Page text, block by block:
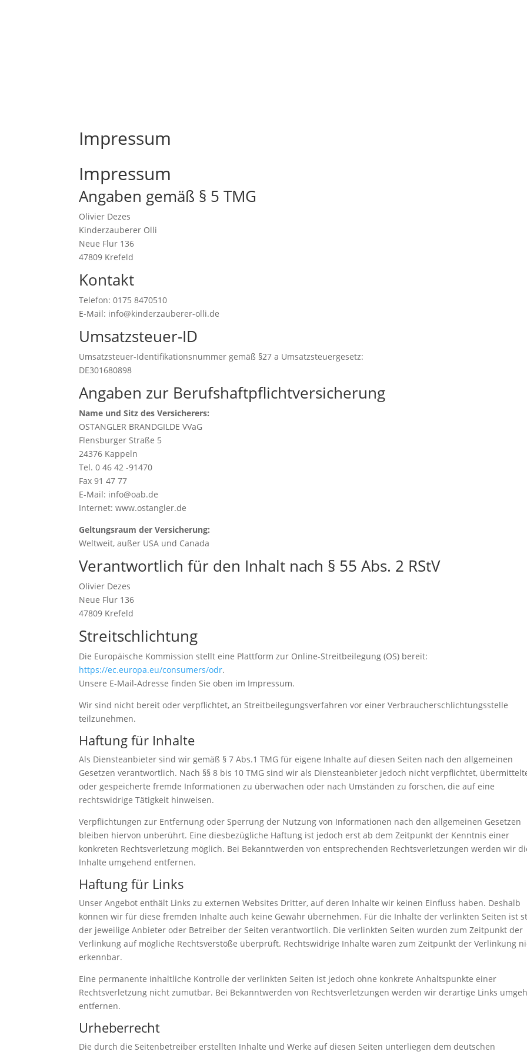
Impressum
Impressum
Angaben gemäß § 5 TMG
Olivier Dezes
Kinderzauberer Olli
Neue Flur 136
47809 Krefeld
Kontakt
Telefon: 0175 8470510
E-Mail: info@kinderzauberer-olli.de
Umsatzsteuer-ID
Umsatzsteuer-Identifikationsnummer gemäß §27 a Umsatzsteuergesetz:
DE301680898
Angaben zur Berufshaftpflichtversicherung
Name und Sitz des Versicherers:
OSTANGLER BRANDGILDE VVaG
Flensburger Straße 5
24376 Kappeln
Tel. 0 46 42 -91470
Fax 91 47 77
E-Mail: info@oab.de
Internet: www.ostangler.de
Geltungsraum der Versicherung:
Weltweit, außer USA und Canada
Verantwortlich für den Inhalt nach § 55 Abs. 2 RStV
Olivier Dezes
Neue Flur 136
47809 Krefeld
Streitschlichtung
Die Europäische Kommission stellt eine Plattform zur Online-Streitbeilegung (OS) bereit:
https://ec.europa.eu/consumers/odr.
Unsere E-Mail-Adresse finden Sie oben im Impressum.
Wir sind nicht bereit oder verpflichtet, an Streitbeilegungsverfahren vor einer Verbraucherschlichtungsstelle
teilzunehmen.
Haftung für Inhalte
Als Diensteanbieter sind wir gemäß § 7 Abs.1 TMG für eigene Inhalte auf diesen Seiten nach den allgemeinen
Gesetzen verantwortlich. Nach §§ 8 bis 10 TMG sind wir als Diensteanbieter jedoch nicht verpflichtet,
oder gespeicherte fremde Informationen zu überwachen oder nach Umständen zu forschen, die auf eine
rechtswidrige Tätigkeit hinweisen.
Verpflichtungen zur Entfernung oder Sperrung der Nutzung von Informationen nach den allgemeinen Gesetzen
bleiben hiervon unberührt. Eine diesbezügliche Haftung ist jedoch erst ab dem Zeitpunkt der Kenntnis einer
konkreten Rechtsverletzung möglich. Bei Bekanntwerden von entsprechenden Rechtsverletzungen werden wir
Inhalte umgehend entfernen.
Haftung für Links
Unser Angebot enthält Links zu externen Websites Dritter, auf deren Inhalte wir keinen Einfluss haben. Deshalb
können wir für diese fremden Inhalte auch keine Gewähr übernehmen. Für die Inhalte der verlinkten Seiten ist
der jeweilige Anbieter oder Betreiber der Seiten verantwortlich. Die verlinkten Seiten wurden zum Zeitpunkt der
Verlinkung auf mögliche Rechtsverstöße überprüft. Rechtswidrige Inhalte waren zum Zeitpunkt der Verlinkung
erkennbar.
Eine permanente inhaltliche Kontrolle der verlinkten Seiten ist jedoch ohne konkrete Anhaltspunkte einer
Rechtsverletzung nicht zumutbar. Bei Bekanntwerden von Rechtsverletzungen werden wir derartige Links
entfernen.
Urheberrecht
Die durch die Seitenbetreiber erstellten Inhalte und Werke auf diesen Seiten unterliegen dem deutschen